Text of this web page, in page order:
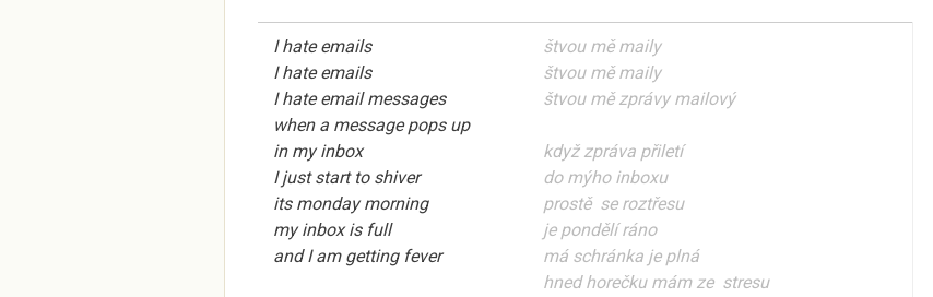
I hate emails
I hate emails
I hate email messages
when a message pops up
in my inbox
I just start to shiver
its monday morning
my inbox is full
and I am getting fever
štvou mě maily
štvou mě maily
štvou mězprávy mailový
když zpráva přiletí
do mýho inboxu
prostě se roztřesu
je pondělí ráno
má schránka je plná
hned horečku mám ze stresu